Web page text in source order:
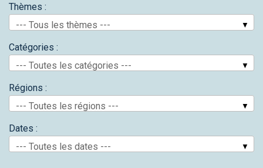
Thèmes :
--- Tous les thèmes ---
Catégories :
--- Toutes les catégories ---
Régions :
--- Toutes les régions ---
Dates :
--- Toutes les dates ---